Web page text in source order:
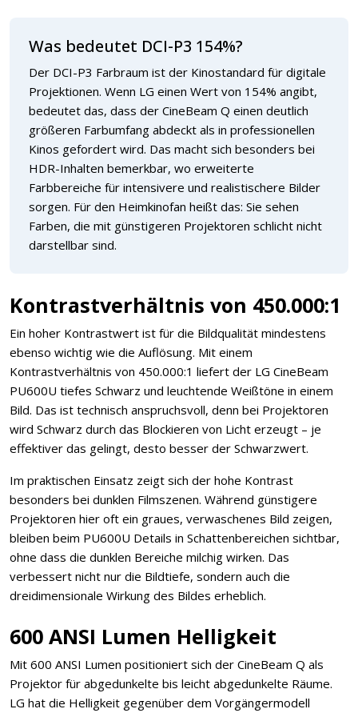
Was bedeutet DCI-P3 154%?
Der DCI-P3 Farbraum ist der Kinostandard für digitale
Projektionen. Wenn LG einen Wert von 154% angibt,
bedeutet das, dass der CineBeam Q einen deutlich
größeren Farbumfang abdeckt als in professionellen
Kinos gefordert wird. Das macht sich besonders bei
HDR-Inhalten bemerkbar, wo erweiterte
Farbbereiche für intensivere und realistischere Bilder
sorgen. Für den Heimkinofan heißt das: Sie sehen
Farben, die mit günstigeren Projektoren schlicht nicht
darstellbar sind.
Kontrastverhältnis von 450.000:1
Ein hoher Kontrastwert ist für die Bildqualität mindestens
ebenso wichtig wie die Auflösung. Mit einem
Kontrastverhältnis von 450.000:1 liefert der LG CineBeam
PU600U tiefes Schwarz und leuchtende Weißtöne in einem
Bild. Das ist technisch anspruchsvoll, denn bei Projektoren
wird Schwarz durch das Blockieren von Licht erzeugt – je
effektiver das gelingt, desto besser der Schwarzwert.
Im praktischen Einsatz zeigt sich der hohe Kontrast
besonders bei dunklen Filmszenen. Während günstigere
Projektoren hier oft ein graues, verwaschenes Bild zeigen,
bleiben beim PU600U Details in Schattenbereichen sichtbar,
ohne dass die dunklen Bereiche milchig wirken. Das
verbessert nicht nur die Bildtiefe, sondern auch die
dreidimensionale Wirkung des Bildes erheblich.
600 ANSI Lumen Helligkeit
Mit 600 ANSI Lumen positioniert sich der CineBeam Q als
Projektor für abgedunkelte bis leicht abgedunkelte Räume.
LG hat die Helligkeit gegenüber dem Vorgängermodell